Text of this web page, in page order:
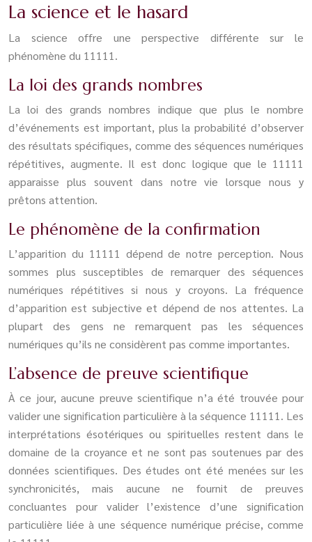
La science et le hasard
La science offre une perspective différente sur le
phénomène du 11111.
La loi des grands nombres
La loi des grands nombres indique que plus le nombre
d’événements est important, plus la probabilité d’observer
des résultats spécifiques, comme des séquences numériques
répétitives, augmente. Il est donc logique que le 11111
apparaisse plus souvent dans notre vie lorsque nous y
prêtons attention.
Le phénomène de la confirmation
L’apparition du 11111 dépend de notre perception. Nous
sommes plus susceptibles de remarquer des séquences
numériques répétitives si nous y croyons. La fréquence
d’apparition est subjective et dépend de nos attentes. La
plupart des gens ne remarquent pas les séquences
numériques qu’ils ne considèrent pas comme importantes.
L’absence de preuve scientifique
À ce jour, aucune preuve scientifique n’a été trouvée pour
valider une signification particulière à la séquence 11111. Les
interprétations ésotériques ou spirituelles restent dans le
domaine de la croyance et ne sont pas soutenues par des
données scientifiques. Des études ont été menées sur les
synchronicités, mais aucune ne fournit de preuves
concluantes pour valider l’existence d’une signification
particulière liée à une séquence numérique précise, comme